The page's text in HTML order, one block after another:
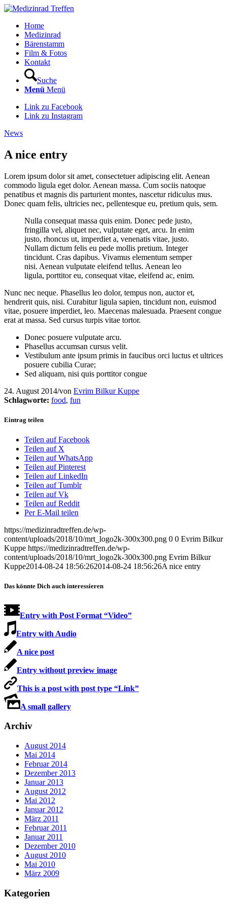
Home
Medizinrad
Bärenstamm
Film & Fotos
Kontakt
Suche
Menü Menü
Link zu Facebook
Link zu Instagram
News
A nice entry
Lorem ipsum dolor sit amet, consectetuer adipiscing elit. Aenean
commodo ligula eget dolor. Aenean massa. Cum sociis natoque
penatibus et magnis dis parturient montes, nascetur ridiculus mus.
Donec quam felis, ultricies nec, pellentesque eu, pretium quis, sem.
Nulla consequat massa quis enim. Donec pede justo,
fringilla vel, aliquet nec, vulputate eget, arcu. In enim
justo, rhoncus ut, imperdiet a, venenatis vitae, justo.
Nullam dictum felis eu pede mollis pretium. Integer
tincidunt. Cras dapibus. Vivamus elementum semper
nisi. Aenean vulputate eleifend tellus. Aenean leo
ligula, porttitor eu, consequat vitae, eleifend ac, enim.
Nunc nec neque. Phasellus leo dolor, tempus non, auctor et,
hendrerit quis, nisi. Curabitur ligula sapien, tincidunt non, euismod
vitae, posuere imperdiet, leo. Maecenas malesuada. Praesent congue
erat at massa. Sed cursus turpis vitae tortor.
Donec posuere vulputate arcu.
Phasellus accumsan cursus velit.
Vestibulum ante ipsum primis in faucibus orci luctus et ultrices
posuere cubilia Curae;
Sed aliquam, nisi quis porttitor congue
24. August 2014/von Evrim Bilkur Kuppe
Schlagworte: food, fun
Eintrag teilen
Teilen auf Facebook
Teilen auf X
Teilen auf WhatsApp
Teilen auf Pinterest
Teilen auf LinkedIn
Teilen auf Tumblr
Teilen auf Vk
Teilen auf Reddit
Per E-Mail teilen
https://medizinradtreffen.de/wp-
content/uploads/2018/10/mrt_logo2k-300x300.png 0 0 Evrim Bilkur
Kuppe https://medizinradtreffen.de/wp-
content/uploads/2018/10/mrt_logo2k-300x300.png Evrim Bilkur
Kuppe2014-08-24 18:56:262014-08-24 18:56:26A nice entry
Das könnte Dich auch interessieren
Entry with Post Format “Video”
Entry with Audio
A nice post
Entry without preview image
This is a post with post type “Link”
A small gallery
Archiv
August 2014
Mai 2014
Februar 2014
Dezember 2013
Januar 2013
August 2012
Mai 2012
Januar 2012
März 2011
Februar 2011
Januar 2011
Dezember 2010
August 2010
Mai 2010
März 2009
Kategorien